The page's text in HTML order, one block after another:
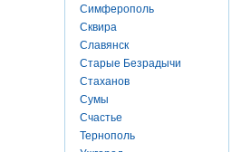
Симферополь
Сквира
Славянск
Старые Безрадычи
Стаханов
Сумы
Счастье
Тернополь